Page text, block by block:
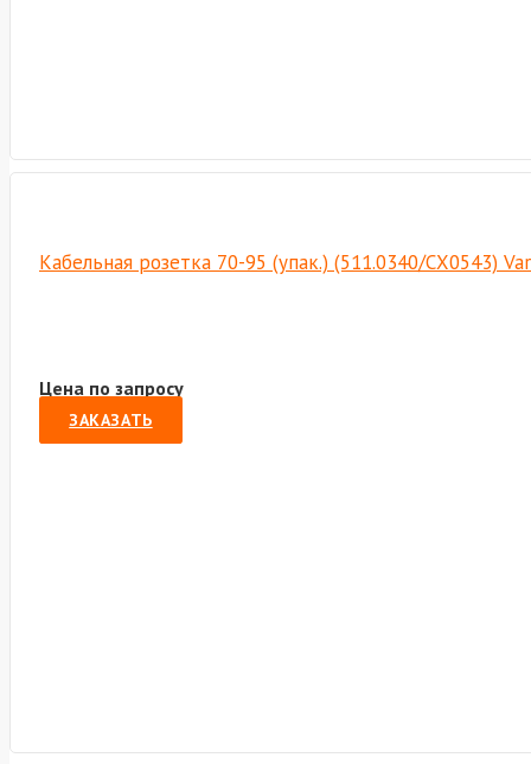
Кабельная розетка 70-95 (упак.) (511.0340/СХ0543)
Цена по запросу
ЗАКАЗАТЬ